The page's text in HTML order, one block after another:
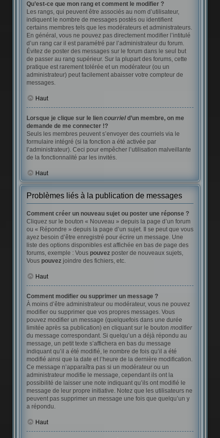
Qu’est-ce que mon rang et comment le modifier ?
Les rangs, qui peuvent être associés au nom d’utilisateur,
indiquent le nombre de messages postés ou identifient
certains membres tels que les modérateurs et administrateurs.
En général, vous ne pouvez pas directement modifier l’intitulé
d’un rang car il est paramétré par l’administrateur du forum.
Évitez de poster des messages sur le forum dans le seul but
de passer au rang supérieur. Sur la plupart des forums, cette
pratique est rarement tolérée et un modérateur (ou un
administrateur) peut facilement abaisser votre compteur de
messages.
Haut
Lorsque je clique sur le lien courrield’un membre, on me
demande de me connecter !?
Seuls les membres peuvent s’envoyer des courriels via le
formulaire intégré (si la fonction a été activée par
l’administrateur). Ceci pour empêcher l’utilisation malveillante
de la fonctionnalité par les invités.
Haut
Problèmes liés à la publication de messages
Comment créer un nouveau sujet ou poster une réponse ?
Cliquez sur le bouton « Nouveau » depuis la page d’un forum
ou « Répondre » depuis la page d’un sujet. Il se peut que vous
ayez besoin d’être enregistré pour écrire un message. Une
liste des options disponibles est affichée en bas de page des
forums, exemple : Vous pouvezposter de nouveaux sujets,
Vous pouvezjoindre des fichiers, etc.
Haut
Comment modifier ou supprimer un message ?
À moins d’être administrateur ou modérateur, vous ne pouvez
modifier ou supprimer que vos propres messages. Vous
pouvez modifier un message (quelquefois dans une durée
limitée après sa publication) en cliquant sur le bouton modifier
du message correspondant. Si quelqu’un a déjà répondu au
message, un petit texte s’affichera en bas du message
indiquant qu’il a été modifié, le nombre de fois qu’il a été
modifié ainsi que la date et l’heure de la dernière modification.
Ce message n’apparaîtra pas si un modérateur ou un
administrateur modifie le message, cependant ils ont la
possibilité de laisser une note indiquant qu’ils ont modifié le
message de leur propre initiative. Notez que les utilisateurs ne
peuvent pas supprimer un message une fois que quelqu’un y
a répondu.
Haut